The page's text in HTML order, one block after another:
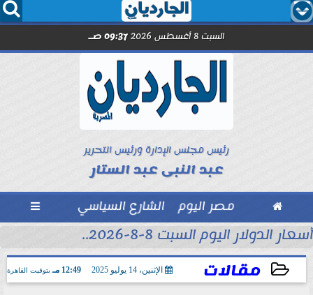
  
السبت 8 أغسطس 2026 09:37 صـ
رئيس مجلس الإدارة ورئيس التحرير
عبد النبى عبد الستار
 مصر اليوم الشارع السياسي 
أسعار الدولار اليوم السبت 8-8-2026..
مقالات الإثنين، 14 يوليو 2025 12:49 مـ بتوقيت القاهرة